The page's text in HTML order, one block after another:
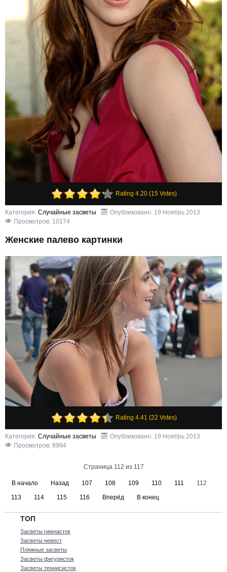
Rating 4.20 (15 Votes)
Категория: Случайные засветы
Опубликовано: 19 Ноябрь 2013
Просмотров: 10174
Женские палево картинки
Rating 4.41 (22 Votes)
Категория: Случайные засветы
Опубликовано: 19 Ноябрь 2013
Просмотров: 8994
Страница 112 из 117
В начало Назад 107 108 109 110 111
112
113
114 115 116 Вперёд В конец
ТОП
Засветы гимнасток
Засветы невест
Пляжные засветы
Засветы фигуристок
Засветы теннисисток